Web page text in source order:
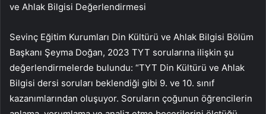
ve Ahlak Bilgisi Değerlendirmesi
Sevinç Eğitim Kurumları Din Kültürü ve Ahlak Bilgisi Bölüm
Başkanı Şeyma Doğan, 2023 TYT sorularına ilişkin şu
değerlendirmelerde bulundu: “TYT Din Kültürü ve Ahlak
Bilgisi dersi soruları beklendiği gibi 9. ve 10. sınıf
kazanımlarından oluşuyor. Soruların çoğunun öğrencilerin